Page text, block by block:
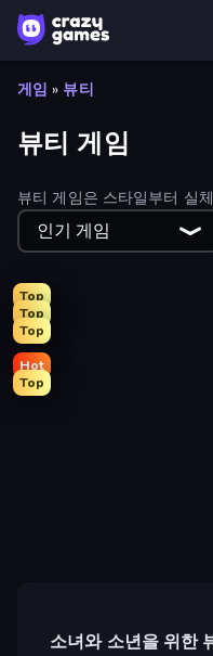
게임 » 뷰티
뷰티 게임
뷰티 게임은 스타일부터 실
니다. 좋아하는 캐릭터를 예
만들어 보세요! 아래에서 무
인기 게임
Top
Top
Top
Hot
Top
소녀와 소년을 위한